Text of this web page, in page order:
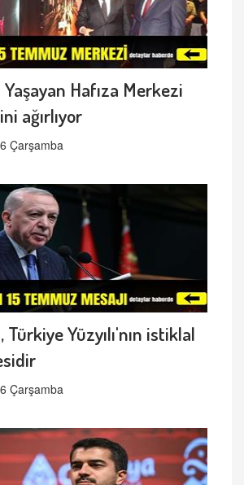
Hafıza Merkezi
ağırlıyor
Çarşamba
Türkiye Yüzyılı'nın istiklal
Çarşamba